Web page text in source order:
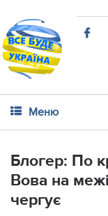
Меню
Блогер: По
Вова на
чергує